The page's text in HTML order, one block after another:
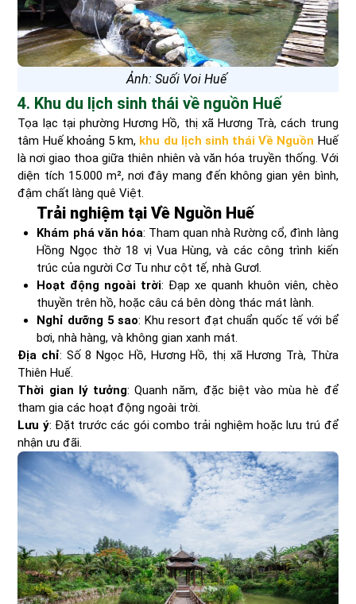
Ảnh: Suối Voi Huế
4. Khu du lịch sinh thái về nguồn Huế
Tọa lạc tại phường Hương Hồ, thị xã Hương Trà, cách trung
tâm Huế khoảng 5 km, khu du lịch sinh thái Về Nguồn Huế
là nơi giao thoa giữa thiên nhiên và văn hóa truyền thống. Với
diện tích 15.000 m², nơi đây mang đến không gian yên bình,
đậm chất làng quê Việt.
Trải nghiệm tại Về Nguồn Huế
Khám phá văn hóa: Tham quan nhà Rường cổ, đình làng
Hồng Ngọc thờ 18 vị Vua Hùng, và các công trình kiến
trúc của người Cơ Tu như cột tế, nhà Gươl.
Hoạt động ngoài trời: Đạp xe quanh khuôn viên, chèo
thuyền trên hồ, hoặc câu cá bên dòng thác mát lành.
Nghỉ dưỡng 5 sao: Khu resort đạt chuẩn quốc tế với bể
bơi, nhà hàng, và không gian xanh mát.
Địa chỉ: Số 8 Ngọc Hồ, Hương Hồ, thị xã Hương Trà, Thừa
Thiên Huế.
Thời gian lý tưởng: Quanh năm, đặc biệt vào mùa hè để
tham gia các hoạt động ngoài trời.
Lưu ý: Đặt trước các gói combo trải nghiệm hoặc lưu trú để
nhận ưu đãi.